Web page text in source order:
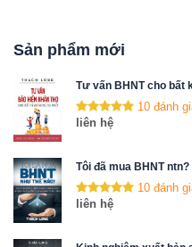
Sản phẩm mới
Tư vấn BHNT cho bất
10 đánh
liên hệ
Tôi đã mua BHNT ntn?
10 đánh
liên hệ